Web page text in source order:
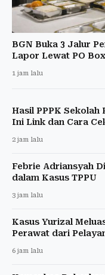
BGN Buka 3 Jalur
Lapor Lewat PO Box
1 jam lalu
Hasil PPPK Sekolah
Ini Link dan Cara
2 jam lalu
Febrie Adriansyah
dalam Kasus TPPU
3 jam lalu
Kasus Yurizal
Perawat dari
6 jam lalu